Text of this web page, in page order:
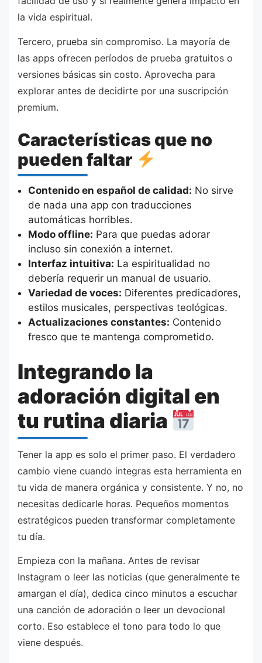
la vida espiritual.
Tercero, prueba sin compromiso. La mayoría de
las apps ofrecen períodos de prueba gratuitos o
versiones básicas sin costo. Aprovecha para
explorar antes de decidirte por una suscripción
premium.
Características que no
pueden faltar
Contenido en español de calidad: No sirve
de nada una app con traducciones
automáticas horribles.
Modo offline: Para que puedas adorar
incluso sin conexión a internet.
Interfaz intuitiva: La espiritualidad no
debería requerir un manual de usuario.
Variedad de voces: Diferentes predicadores,
estilos musicales, perspectivas teológicas.
Actualizaciones constantes: Contenido
fresco que te mantenga comprometido.
Integrando la
adoración digital en
tu rutina diaria
Tener la app es solo el primer paso. El verdadero
cambio viene cuando integras esta herramienta en
tu vida de manera orgánica y consistente. Y no, no
necesitas dedicarle horas. Pequeños momentos
estratégicos pueden transformar completamente
tu día.
Empieza con la mañana. Antes de revisar
Instagram o leer las noticias (que generalmente te
amargan el día), dedica cinco minutos a escuchar
una canción de adoración o leer un devocional
corto. Eso establece el tono para todo lo que
viene después.